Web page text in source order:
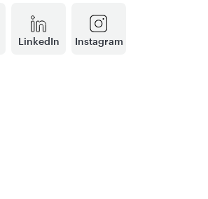
LinkedIn Instagram